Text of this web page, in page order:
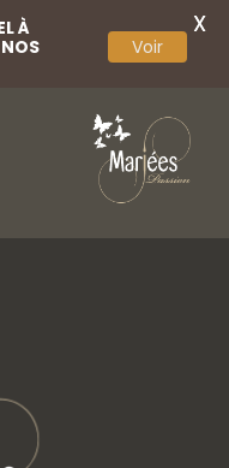
3 Monica Loretti
À
Voir
X